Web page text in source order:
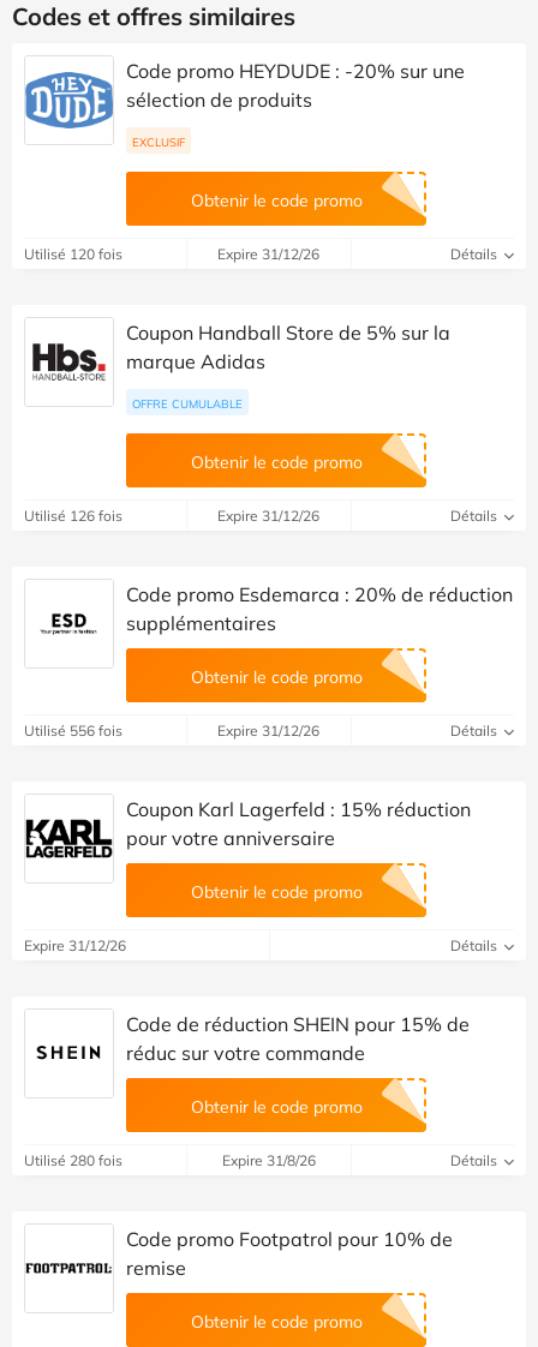
Codes et offres similaires
Code promo HEYDUDE : -20% sur une
sélection de produits
EXCLUSIF
Obtenir le code promo
Utilisé 120 fois Expire 31/12/26 Détails
Coupon Handball Store de 5% sur la
marque Adidas
OFFRE CUMULABLE
Obtenir le code promo
Utilisé 126 fois Expire 31/12/26 Détails
Code promo Esdemarca : 20% de réduction
supplémentaires
Obtenir le code promo
Utilisé 556 fois Expire 31/12/26 Détails
Coupon Karl Lagerfeld : 15% réduction
pour votre anniversaire
Obtenir le code promo
Expire 31/12/26 Détails
Code de réduction SHEIN pour 15% de
réduc sur votre commande
Obtenir le code promo
Utilisé 280 fois Expire 31/8/26 Détails
Code promo Footpatrol pour 10% de
remise
Obtenir le code promo